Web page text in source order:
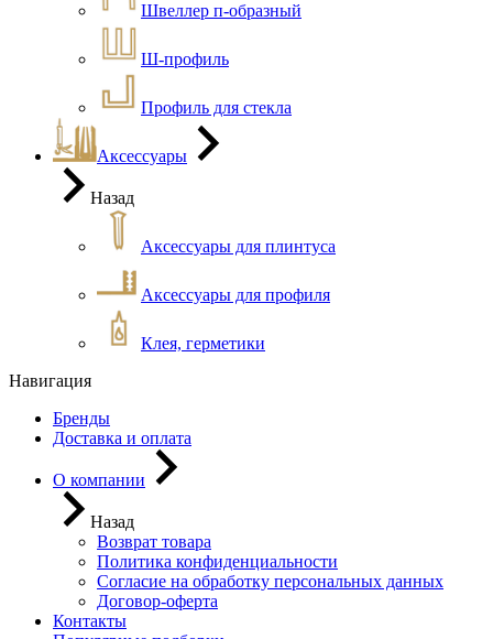
Швеллер п-образный
Ш-профиль
Профиль для стекла
Аксессуары
Назад
Аксессуары для плинтуса
Аксессуары для профиля
Клея, герметики
Навигация
Бренды
Доставка и оплата
О компании
Назад
Возврат товара
Политика конфиденциальности
Согласие на обработку персональных данных
Договор-оферта
Контакты